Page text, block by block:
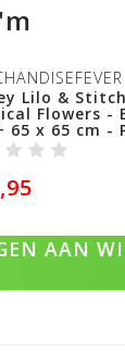
Lilo &
Flowers -
65 x 65 cm -
AAN